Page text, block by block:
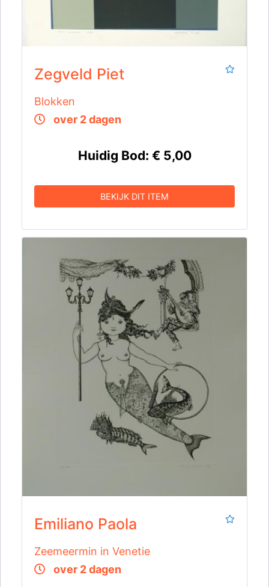
Zegveld Piet
Blokken
over 2 dagen
Huidig Bod: € 5,00
BEKIJK DIT ITEM
Emiliano Paola
Zeemeermin in Venetie
over 2 dagen